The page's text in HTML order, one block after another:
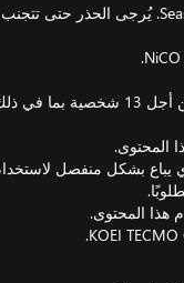
يباع بشكل منفصل